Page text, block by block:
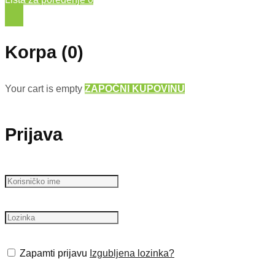
Korpa (0)
Your cart is empty ZAPOČNI KUPOVINU
Prijava
Zapamti prijavu Izgubljena lozinka?